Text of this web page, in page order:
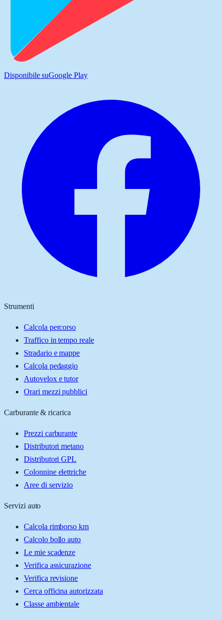
Disponibile suGoogle Play
Strumenti
Calcola percorso
Traffico in tempo reale
Stradario e mappe
Calcola pedaggio
Autovelox e tutor
Orari mezzi pubblici
Carburante & ricarica
Prezzi carburante
Distributori metano
Distributori GPL
Colonnine elettriche
Aree di servizio
Servizi auto
Calcola rimborso km
Calcolo bollo auto
Le mie scadenze
Verifica assicurazione
Verifica revisione
Cerca officina autorizzata
Classe ambientale